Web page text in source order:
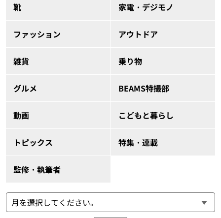
靴 家電・デジモノ
ファッション アウトドア
雑貨 乗り物
グルメ BEAMS特撮部
動画 こどもと暮らし
トピックス 特集・連載
監修・執筆者